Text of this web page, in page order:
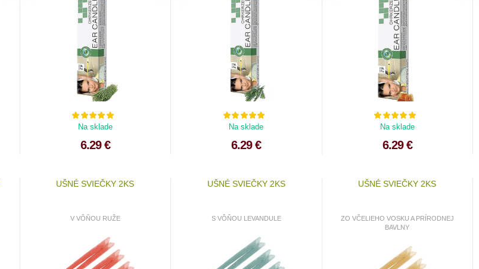
Na sklade
6.29 €
Na sklade
6.29 €
Na sklade
6.29 €
UŠNÉ SVIEČKY 2KS
V VÔŇOU RUŽE
UŠNÉ SVIEČKY 2KS
S VÔŇOU LEVANDULE
UŠNÉ SVIEČKY 2KS
ZO VČELIEHO VOSKU A PRÍRODNEJ
BAVLNY